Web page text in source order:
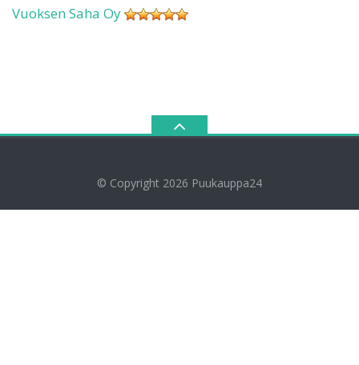
Vuoksen Saha Oy
© Copyright 2026 Puukauppa24